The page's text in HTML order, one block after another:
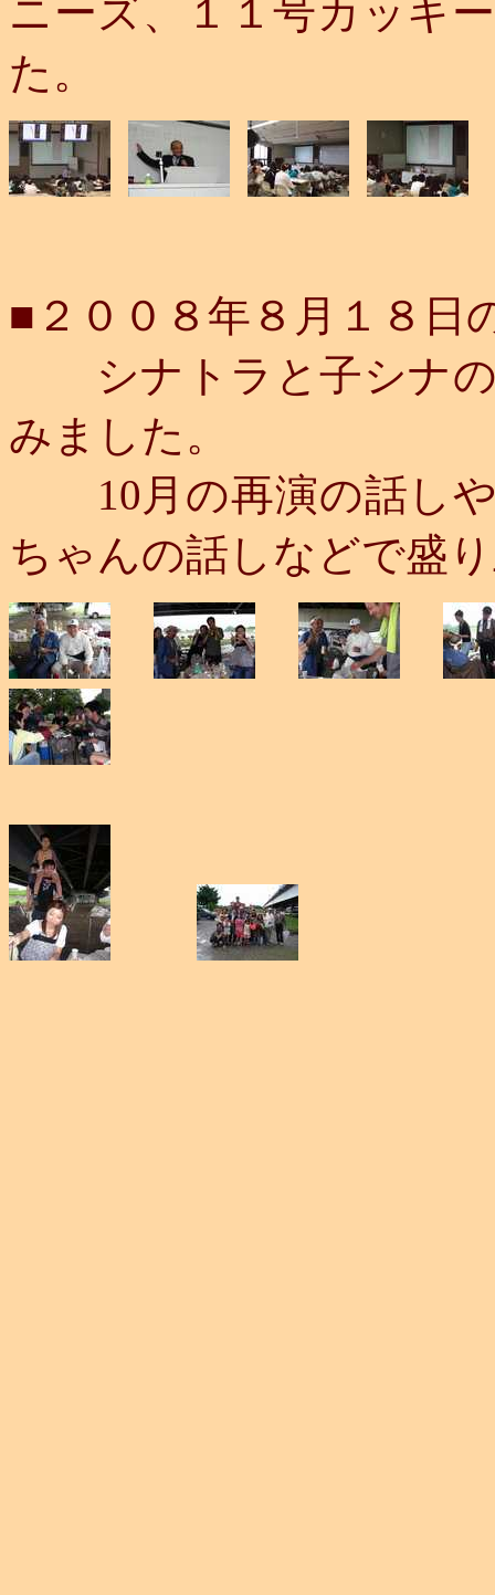
ニーズ、１１号カッキ
た。
■２００８年８月１８日
シナトラと子シナの
みました。
10月の再演の話しや
ちゃんの話しなどで盛